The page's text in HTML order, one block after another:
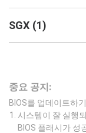
SGX (1)
중요 공지:
BIOS를 업데이트하
시스템이 잘 실행
BIOS 플래시가 성